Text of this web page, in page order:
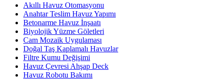
Akıllı Havuz Otomasyonu
Anahtar Teslim Havuz Yapımı
Betonarme Havuz İnşaatı
Biyolojik Yüzme Göletleri
Cam Mozaik Uygulaması
Doğal Taş Kaplamalı Havuzlar
Filtre Kumu Değişimi
Havuz Çevresi Ahşap Deck
Havuz Robotu Bakımı